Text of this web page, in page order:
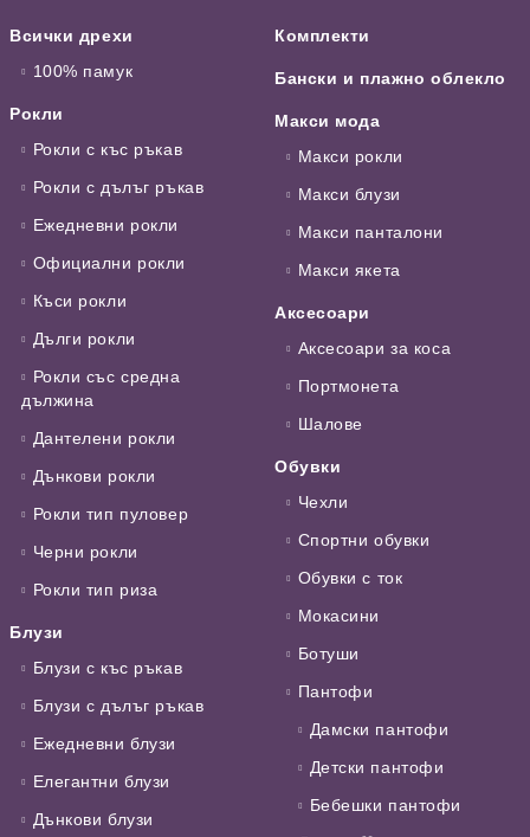
Всички дрехи
100% памук
Рокли
Рокли с къс ръкав
Рокли с дълъг ръкав
Ежедневни рокли
Официални рокли
Къси рокли
Дълги рокли
Рокли със средна
дължина
Дантелени рокли
Дънкови рокли
Рокли тип пуловер
Черни рокли
Рокли тип риза
Блузи
Блузи с къс ръкав
Блузи с дълъг ръкав
Ежедневни блузи
Елегантни блузи
Дънкови блузи
Комплекти
Бански и плажно облекло
Макси мода
Макси рокли
Макси блузи
Макси панталони
Макси якета
Аксесоари
Аксесоари за коса
Портмонета
Шалове
Обувки
Чехли
Спортни обувки
Обувки с ток
Мокасини
Ботуши
Пантофи
Дамски пантофи
Детски пантофи
Бебешки пантофи